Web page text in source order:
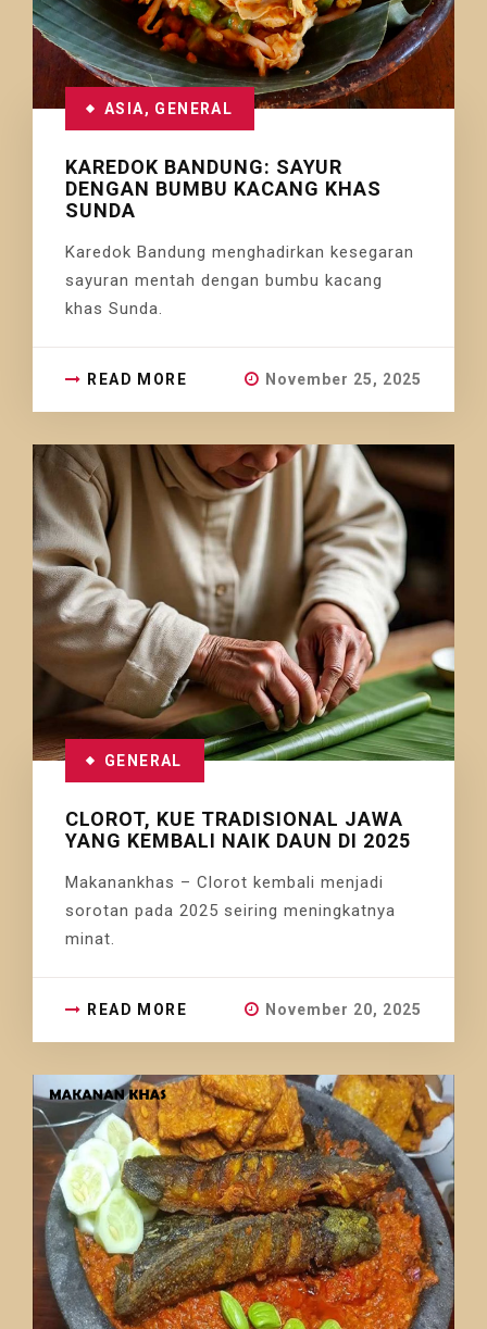
ASIA, GENERAL
KAREDOK BANDUNG: SAYUR
DENGAN BUMBU KACANG KHAS
SUNDA
Karedok Bandung menghadirkan kesegaran
sayuran mentah dengan bumbu kacang
khas Sunda.
READ MORE November 25, 2025
GENERAL
CLOROT, KUE TRADISIONAL JAWA
YANG KEMBALI NAIK DAUN DI 2025
Makanankhas – Clorot kembali menjadi
sorotan pada 2025 seiring meningkatnya
minat.
READ MORE November 20, 2025